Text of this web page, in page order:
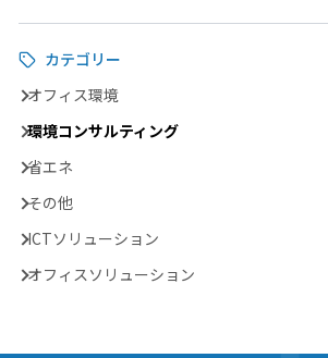
カテゴリー
オフィス環境
環境コンサルティング
省エネ
その他
ICTソリューション
オフィスソリューション